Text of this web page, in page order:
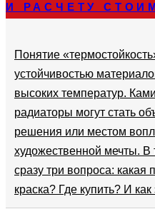
И РАСЧЕТУ
Понятие
устойчивостью
высоких температур.
радиаторы могут стать
решения или местом
художественной мечты. В
сразу три вопроса: какая
краска? Где купить? И